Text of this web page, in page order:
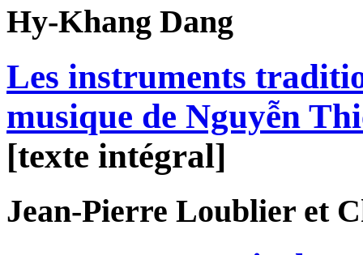
Hy-Khang Dang
Les instruments
musique de Nguyễn
[texte intégral]
Jean-Pierre Loublier et